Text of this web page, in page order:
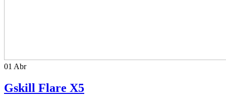
01 Abr
Gskill Flare X5